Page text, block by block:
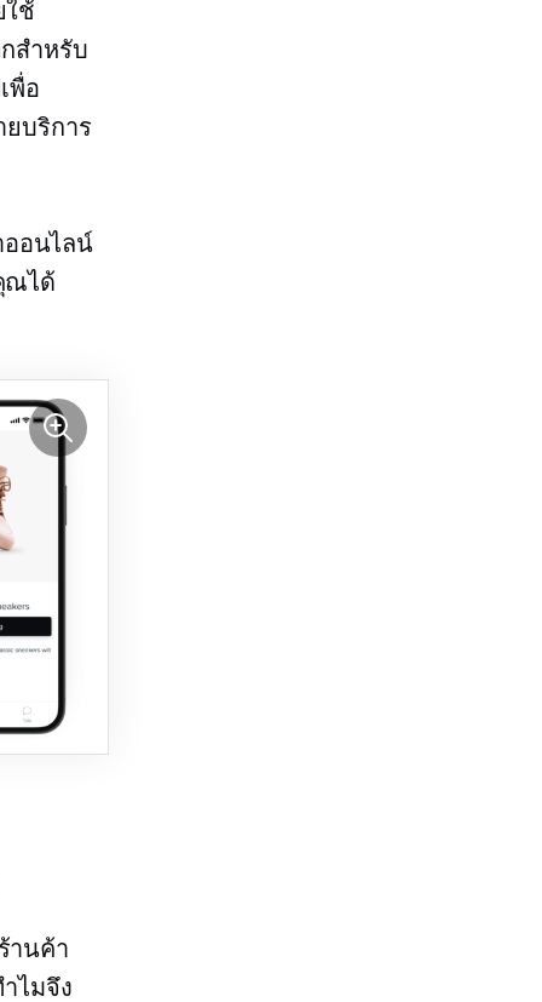
ใช้
สำหรับ
พื่อ
บริการ
อนไลน์
ณได้
านค้า
ไมจึง